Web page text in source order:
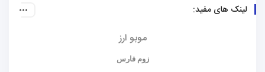
لینک های مفید:
موبو ارز
زوم فارس